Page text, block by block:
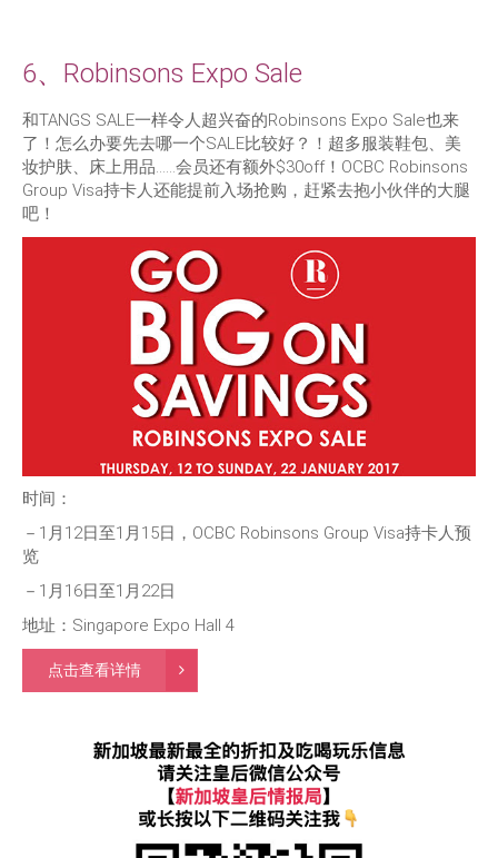
6、Robinsons Expo Sale
和TANGS SALE一样令人超兴奋的Robinsons Expo Sale也来
了！怎么办要先去哪一个SALE比较好？！超多服装鞋包、美
妆护肤、床上用品……会员还有额外$30off！OCBC Robinsons
Group Visa持卡人还能提前入场抢购，赶紧去抱小伙伴的大腿
吧！
时间：
－1月12日至1月15日，OCBC Robinsons Group Visa持卡人预
览
－1月16日至1月22日
地址：Singapore Expo Hall 4
点击查看详情